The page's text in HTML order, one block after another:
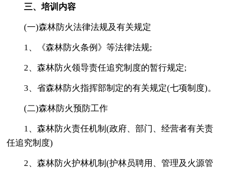
三、培训内容
(一)森林防火法律法规及有关规定
1、《森林防火条例》等法律法规;
2、森林防火领导责任追究制度的暂行规定;
3、省森林防火指挥部制定的有关规定(七项制度)。
(二)森林防火预防工作
1、森林防火责任机制(政府、部门、经营者有关责
任追究制度)
2、森林防火护林机制(护林员聘用、管理及火源管